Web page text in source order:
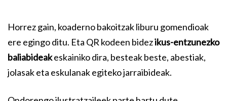
Horrez gain, koaderno bakoitzak liburu gomendioak
ere egingo ditu. Eta QR kodeen bidezikus-entzunezko
baliabideakeskainiko dira, besteak beste, abestiak,
jolasak eta eskulanak egiteko jarraibideak.